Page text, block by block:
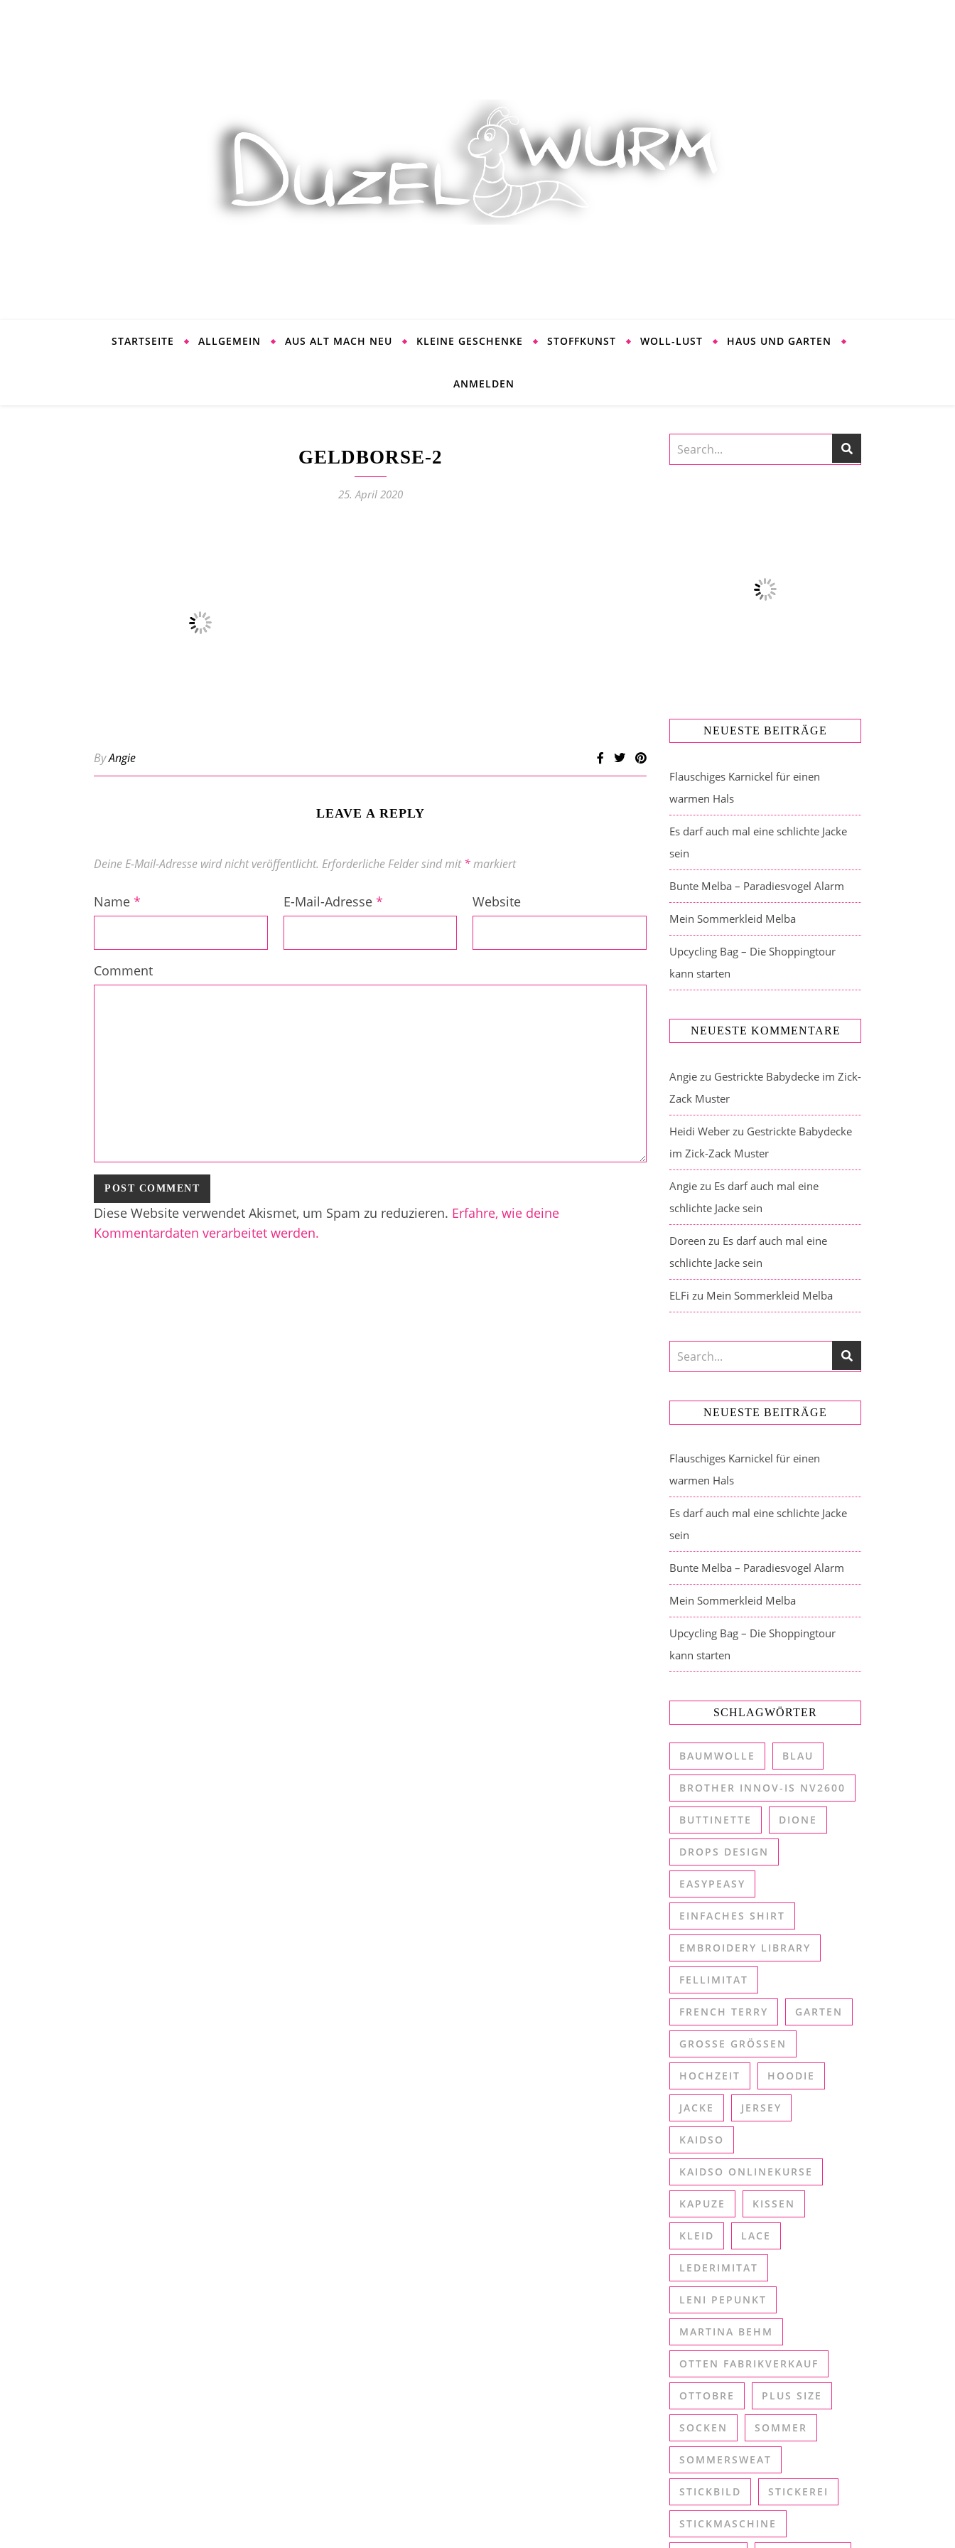
STARTSEITE ALLGEMEIN AUS ALT MACH NEU KLEINE GESCHENKE STOFFKUNST WOLL-LUST HAUS UND GARTEN
ANMELDEN
GELDBORSE-2
25. April 2020
ByAngie
LEAVE A REPLY
Deine E-Mail-Adresse wird nicht veröffentlicht. Erforderliche Felder sind mit*markiert
Name * E-Mail-Adresse * Website
Comment
Diese Website verwendet Akismet, um Spam zu reduzieren. Erfahre, wie deine
Kommentardaten verarbeitet werden.
NEUESTE BEITRÄGE
Flauschiges Karnickel für einen
warmen Hals
Es darf auch mal eine schlichte Jacke
sein
Bunte Melba – Paradiesvogel Alarm
Mein Sommerkleid Melba
Upcycling Bag – Die Shoppingtour
kann starten
NEUESTE KOMMENTARE
Angie zu Gestrickte Babydecke im Zick-
Zack Muster
Heidi Weber zu Gestrickte Babydecke
im Zick-Zack Muster
Angie zu Es darf auch mal eine
schlichte Jacke sein
Doreen zu Es darf auch mal eine
schlichte Jacke sein
ELFi zu Mein Sommerkleid Melba
NEUESTE BEITRÄGE
Flauschiges Karnickel für einen
warmen Hals
Es darf auch mal eine schlichte Jacke
sein
Bunte Melba – Paradiesvogel Alarm
Mein Sommerkleid Melba
Upcycling Bag – Die Shoppingtour
kann starten
SCHLAGWÖRTER
BAUMWOLLE BLAU
BROTHER INNOV-IS NV2600
BUTTINETTE DIONE
DROPS DESIGN
EASYPEASY
EINFACHES SHIRT
EMBROIDERY LIBRARY
FELLIMITAT
FRENCH TERRY GARTEN
GROSSE GRÖSSEN
HOCHZEIT HOODIE
JACKE JERSEY
KAIDSO
KAIDSO ONLINEKURSE
KAPUZE KISSEN
KLEID LACE
LEDERIMITAT
LENI PEPUNKT
MARTINA BEHM
OTTEN FABRIKVERKAUF
OTTOBRE PLUS SIZE
SOCKEN SOMMER
SOMMERSWEAT
STICKBILD STICKEREI
STICKMASCHINE